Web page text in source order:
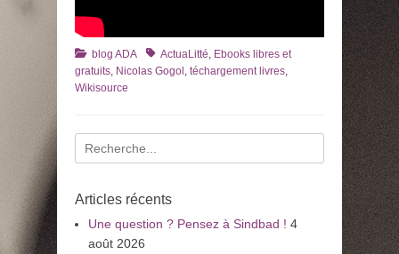
Catégories
blog ADA TagsActuaLitté Ebooks libres et
gratuits Nicolas Gogol téchargement livres
Wikisource
Recherche
pour
Articles récents
Une question ? Pensez à Sindbad ! 4
août 2026